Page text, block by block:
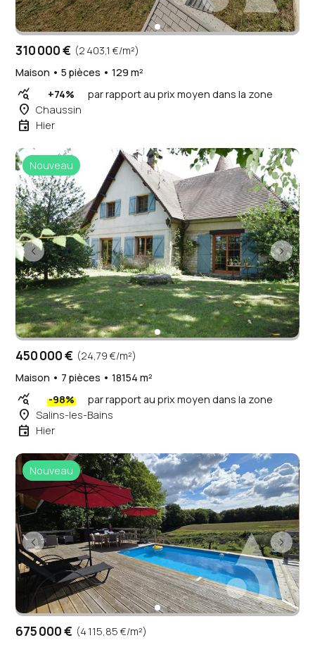
310 000 € (2 403,1 €/m²)
Maison • 5 pièces • 129 m²
query_stats +74% par rapport au prix moyen dans la zone
place Chaussin
event Hier
Nouveau
450 000 € (24,79 €/m²)
Maison • 7 pièces • 18154 m²
query_stats -98% par rapport au prix moyen dans la zone
place Salins-les-Bains
event Hier
Nouveau
675 000 € (4 115,85 €/m²)